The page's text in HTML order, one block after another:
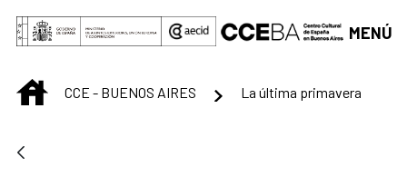
Saltar al contenido principal
MENÚ
INICIOCCE - BUENOS AIRES La última primavera